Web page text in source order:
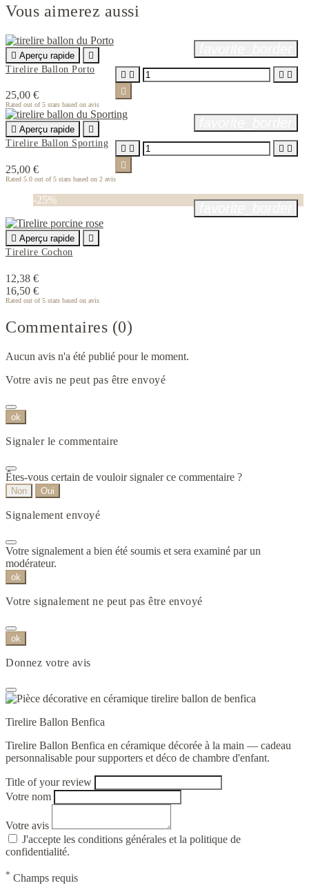
Vous aimerez aussi
 Aperçu rapide

Tirelire Ballon Porto
25,00 €
Rated out of 5 stars based on avis
   

 Aperçu rapide

Tirelire Ballon Sporting
25,00 €
Rated 5.0 out of 5 stars based on 2 avis
   

-25%
 Aperçu rapide

Tirelire Cochon
12,38 €
16,50 €
Rated out of 5 stars based on avis
Commentaires (0)
Aucun avis n'a été publié pour le moment.
Votre avis ne peut pas être envoyé
ok
Signaler le commentaire
Êtes-vous certain de vouloir signaler ce commentaire ?
Non Oui
Signalement envoyé
Votre signalement a bien été soumis et sera examiné par un
modérateur.
ok
Votre signalement ne peut pas être envoyé
ok
Donnez votre avis
Tirelire Ballon Benfica
Tirelire Ballon Benfica en céramique décorée à la main — cadeau
personnalisable pour supporters et déco de chambre d'enfant.
Title of your review
Votre nom
Votre avis
J'accepte les conditions générales et la politique de
confidentialité.
* Champs requis